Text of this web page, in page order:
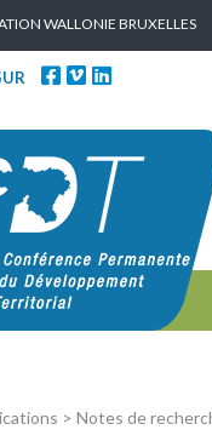
WALLONIE BRUXELLES
> Notes de